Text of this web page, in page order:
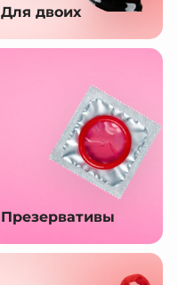
Для двоих
Презервативы